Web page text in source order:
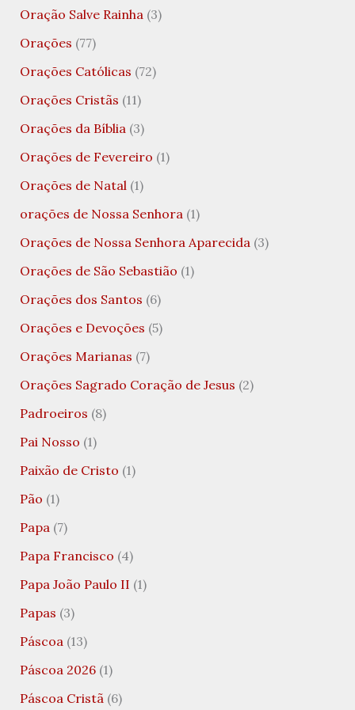
Oração Salve Rainha(3)
Orações (77)
Orações Católicas (72)
Orações Cristãs (11)
Orações da Bíblia(3)
Orações de Fevereiro (1)
Orações de Natal(1)
orações de Nossa Senhora(1)
Orações de Nossa Senhora Aparecida(3)
Orações de São Sebastião (1)
Orações dos Santos (6)
Orações e Devoções (5)
Orações Marianas (7)
Orações Sagrado Coração de Jesus (2)
Padroeiros (8)
Pai Nosso (1)
Paixão de Cristo (1)
Pão (1)
Papa(7)
Papa Francisco (4)
Papa João Paulo II (1)
Papas (3)
Páscoa(13)
Páscoa 2026(1)
Páscoa Cristã(6)